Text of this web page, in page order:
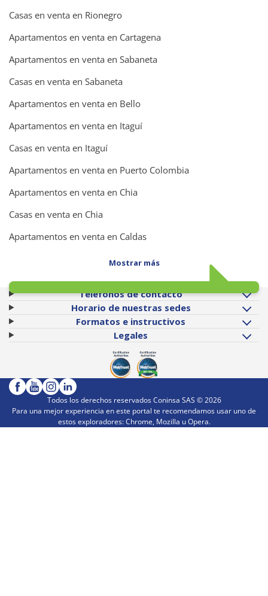
Casas en venta en Rionegro
Apartamentos en venta en Cartagena
Apartamentos en venta en Sabaneta
Casas en venta en Sabaneta
Apartamentos en venta en Bello
Apartamentos en venta en Itaguí
Casas en venta en Itaguí
Apartamentos en venta en Puerto Colombia
Apartamentos en venta en Chia
Casas en venta en Chia
Apartamentos en venta en Caldas
Mostrar más
Teléfonos de contacto
Horario de nuestras sedes
Formatos e instructivos
Legales
Todos los derechos reservados Coninsa SAS ©2026
Para una mejor experiencia en este portal te recomendamos usar uno de
estos exploradores: Chrome, Mozilla u Opera.